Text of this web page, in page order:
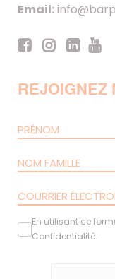
Email:
REJOIGNEZ
En utilisant ce
Confidentialité.